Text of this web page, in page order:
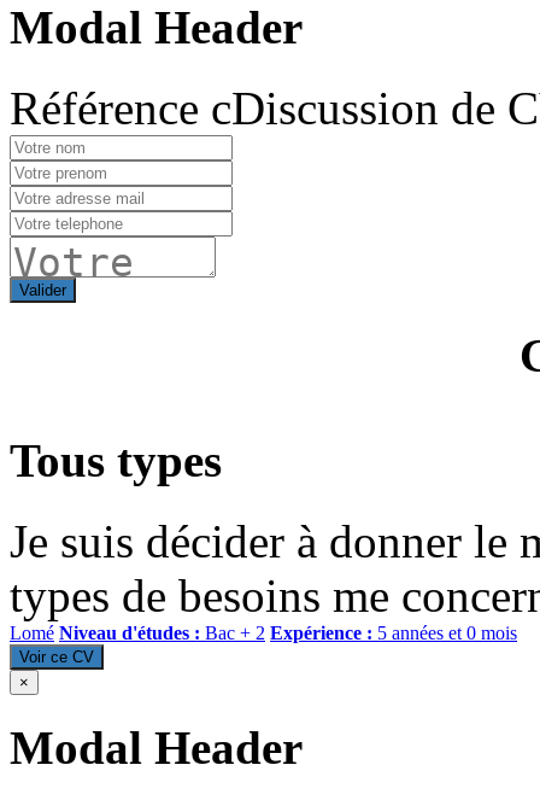
Modal Header
Référence cDiscussion de
Valider
Tous types
Je suis décider à donner le
types de besoins me
Lomé Niveau d'études : Bac + 2 Expérience : 5 années et 0 mois
Voir ce CV
×
Modal Header